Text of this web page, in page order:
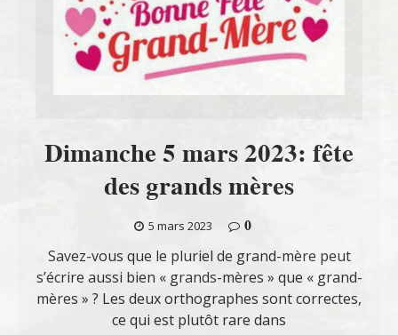
Dimanche 5 mars 2023: fête
des grands mères
5 mars 2023
0
Savez-vous que le pluriel de grand-mère peut
s’écrire aussi bien « grands-mères » que « grand-
mères » ? Les deux orthographes sont correctes,
ce qui est plutôt rare dans